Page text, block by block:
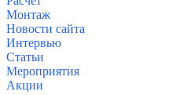
Монтаж
Новости сайта
Интервью
Статьи
Мероприятия
Акции